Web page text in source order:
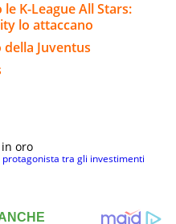
K-League All Stars:
lo attaccano
Juventus
oro
protagonista tra gli investimenti